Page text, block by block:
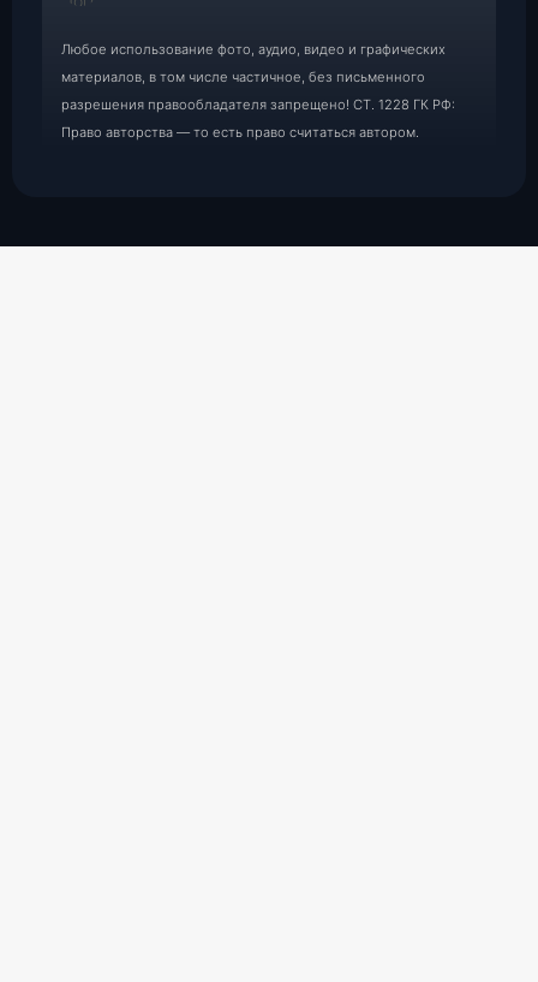
Любое использование фото, аудио, видео и графических
материалов, в том числе частичное, без письменного
разрешения правообладателя запрещено! СТ. 1228 ГК РФ:
Право авторства — то есть право считаться автором.